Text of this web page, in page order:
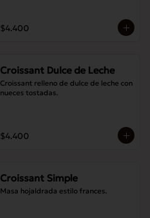
$4.400
Croissant Dulce de Leche
Croissant relleno de dulce de leche con
nueces tostadas.
$4.400
Croissant Simple
Masa hojaldrada estilo frances.